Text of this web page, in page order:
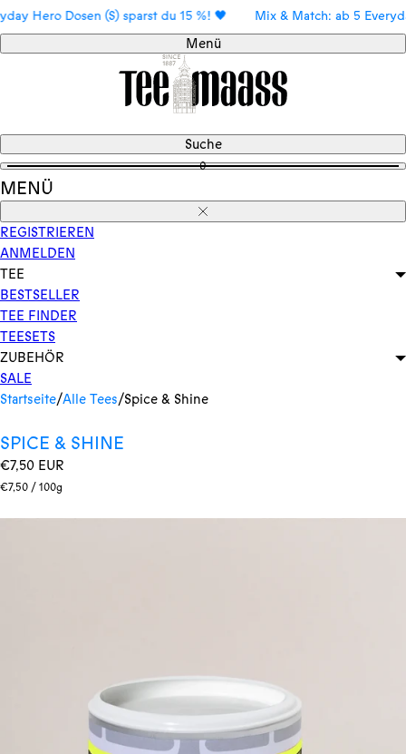
Direkt
zum
Inhalt
Dosen (S) sparst du 15 %! 🖤 Mix & Match: ab 5 Everyday
Menü
Suche
0
MENÜ
Schließen
REGISTRIEREN
ANMELDEN
TEE
BESTSELLER
TEE FINDER
TEESETS
ZUBEHÖR
SALE
Startseite/Alle Tees/Spice & Shine
SPICE & SHINE
Regulärer
Preis
€7,50 EUR
Stückpreis
€7,50/pro
100g